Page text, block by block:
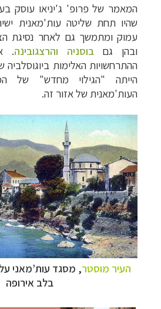
המאמר של פרופ' ג'יניאו עוסק
שהיו תחת שליטה עות'מאנית
עמוק ומתמשך גם לאחר נסיגת
ובהן גםבוסניה והרצגובינה.
הייתה "הגילוי מחדש" של
העות'מאנית של אזור זה.
העיר מוסטר, מסגד עות’מאני
בלב אירופה
קרוזים והפלגות נופש
תכנון טיולים למדינות
»
טיולים לאמריקה